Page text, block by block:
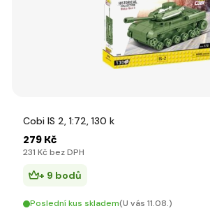
Cobi IS 2, 1:72, 130 k
279 Kč
231 Kč bez DPH
+ 9 bodů
Poslední kus skladem(U vás 11.08.)